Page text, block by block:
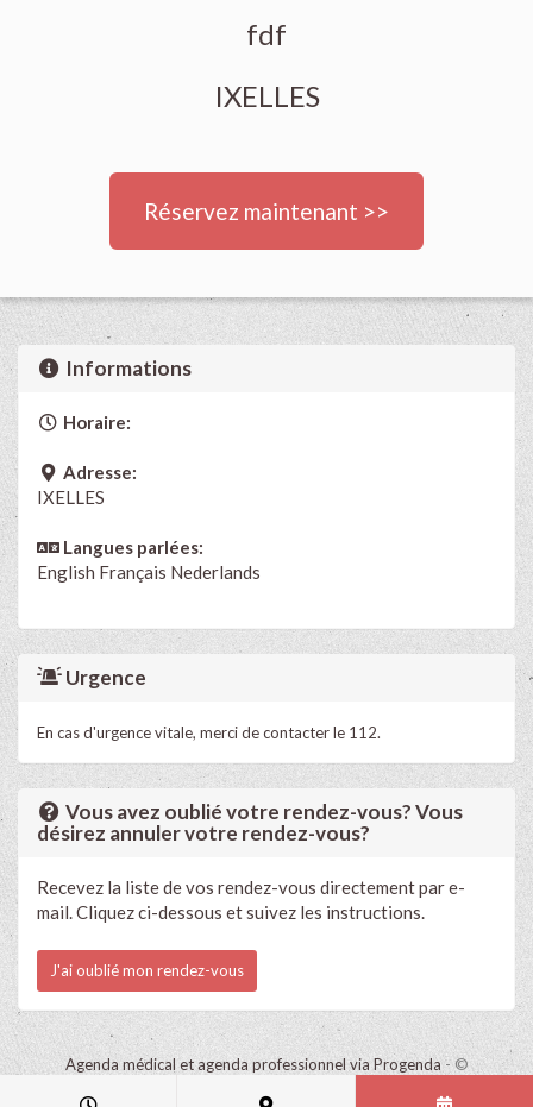
fdf
IXELLES
Réservez maintenant >>
Informations
Horaire:
Adresse:
IXELLES
Langues parlées:
English Français Nederlands
Urgence
En cas d'urgence vitale, merci de contacter le 112.
Vous avez oublié votre rendez-vous? Vous
désirez annuler votre rendez-vous?
Recevez la liste de vos rendez-vous directement par e-
mail. Cliquez ci-dessous et suivez les instructions.
J'ai oublié mon rendez-vous
Agenda médical et agenda professionnel via Progenda - ©